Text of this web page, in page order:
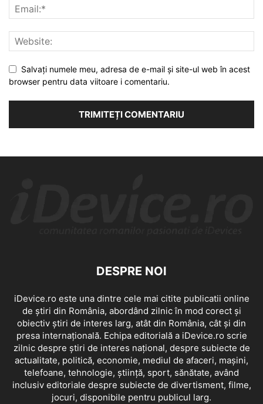
Salvați numele meu, adresa de e-mail și site-ul web în acest
browser pentru data viitoare i comentariu.
DESPRE NOI
iDevice.ro este una dintre cele mai citite publicatii online
de știri din România, abordând zilnic în mod corect și
obiectiv știri de interes larg, atât din România, cât și din
presa internațională. Echipa editorială a iDevice.ro scrie
zilnic despre știri de interes național, despre subiecte de
actualitate, politică, economie, mediul de afaceri, mașini,
telefoane, tehnologie, știință, sport, sănătate, având
inclusiv editoriale despre subiecte de divertisment, filme,
jocuri, disponibile pentru publicul larg.